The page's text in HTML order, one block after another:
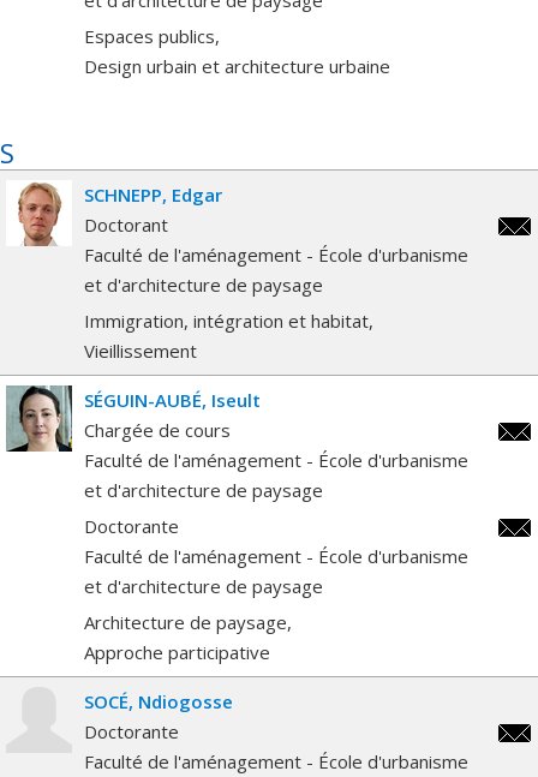
Espaces publics
Design urbain et architecture urbaine
S
SCHNEPP Edgar
Doctorant
Faculté de l'aménagement - École d'urbanisme
et d'architecture de paysage
Immigration, intégration et habitat
Vieillissement
SÉGUIN-AUBÉ Iseult
Chargée de cours
Faculté de l'aménagement - École d'urbanisme
et d'architecture de paysage
Doctorante
Faculté de l'aménagement - École d'urbanisme
et d'architecture de paysage
Architecture de paysage
Approche participative
SOCÉ Ndiogosse
Doctorante
Faculté de l'aménagement - École d'urbanisme